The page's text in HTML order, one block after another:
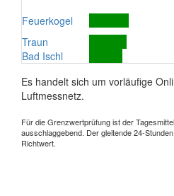
Feuerkogel
Traun
Bad Ischl
Es handelt sich um vorläufige
Luftmessnetz.
Für die Grenzwertprüfung ist der
ausschlaggebend. Der gleitende 24-
Richtwert.